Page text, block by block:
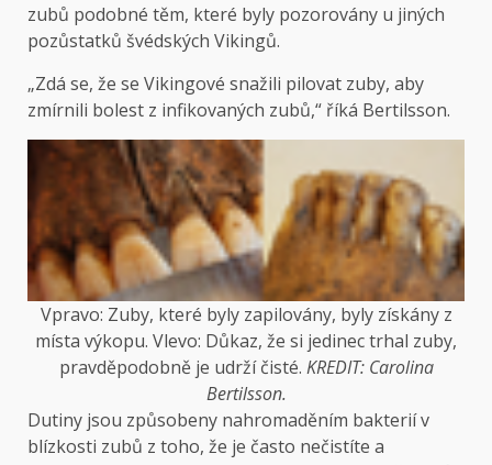
zubů podobné těm, které byly pozorovány u jiných
pozůstatků švédských Vikingů.
„Zdá se, že se Vikingové snažili pilovat zuby, aby
zmírnili bolest z infikovaných zubů,“ říká Bertilsson.
Vpravo: Zuby, které byly zapilovány, byly získány z
místa výkopu. Vlevo: Důkaz, že si jedinec trhal zuby,
pravděpodobně je udrží čisté. KREDIT: Carolina
Bertilsson.
Dutiny jsou způsobeny nahromaděním bakterií v
blízkosti zubů z toho, že je často nečistíte a